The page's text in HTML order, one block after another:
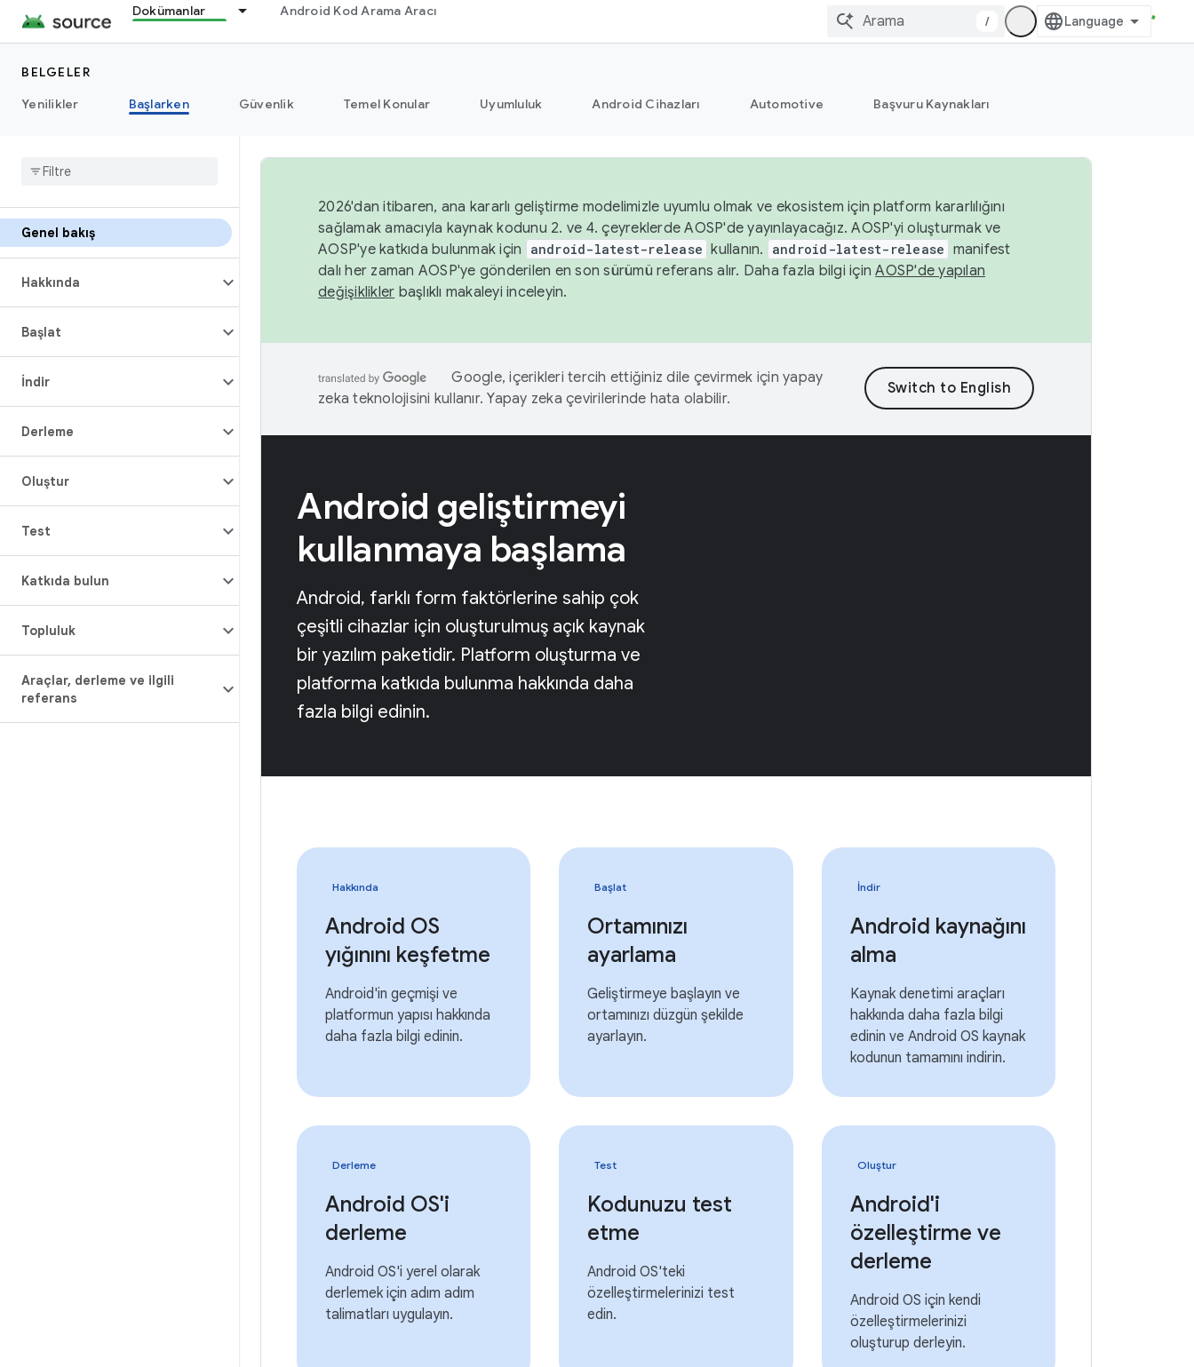
Dokümanlar Android Kod Arama Aracı
/
BELGELER
Yenilikler
Başlarken Güvenlik Temel Konular Uyumluluk Android Cihazları Automotive Başvuru Kaynakları
Genel bakış
Hakkında
Başlat
İndir
Derleme
Oluştur
Test
Katkıda bulun
Topluluk
Araçlar, derleme ve ilgili
referans
2026'dan itibaren, ana kararlı geliştirme modelimizle uyumlu olmak ve ekosistem için platform kararlılığını
sağlamak amacıyla kaynak kodunu 2. ve 4. çeyreklerde AOSP'de yayınlayacağız. AOSP'yi oluşturmak ve
AOSP'ye katkıda bulunmak için
android-latest-release kullanın. android-latest-release manifest
dalı her zaman AOSP'ye gönderilen en son sürümü referans alır. Daha fazla bilgi içinAOSP'de yapılan
değişiklikler başlıklı makaleyi inceleyin.
Google, içerikleri tercih ettiğiniz dile çevirmek için yapay
zeka teknolojisini kullanır. Yapay zeka çevirilerinde hata olabilir.
Android geliştirmeyi
kullanmaya başlama
Android, farklı form faktörlerine sahip çok
çeşitli cihazlar için oluşturulmuş açık kaynak
bir yazılım paketidir. Platform oluşturma ve
platforma katkıda bulunma hakkında daha
fazla bilgi edinin.
Hakkında
Android OS
yığınını keşfetme
Android'in geçmişi ve
platformun yapısı hakkında
daha fazla bilgi edinin.
Başlat
Ortamınızı
ayarlama
Geliştirmeye başlayın ve
ortamınızı düzgün şekilde
ayarlayın.
İndir
Android kaynağını
alma
Kaynak denetimi araçları
hakkında daha fazla bilgi
edinin ve Android OS kaynak
kodunun tamamını indirin.
Derleme
Android OS'i
derleme
Android OS'i yerel olarak
derlemek için adım adım
talimatları uygulayın.
Test
Kodunuzu test
etme
Android OS'teki
özelleştirmelerinizi test
edin.
Oluştur
Android'i
özelleştirme ve
derleme
Android OS için kendi
özelleştirmelerinizi
oluşturup derleyin.